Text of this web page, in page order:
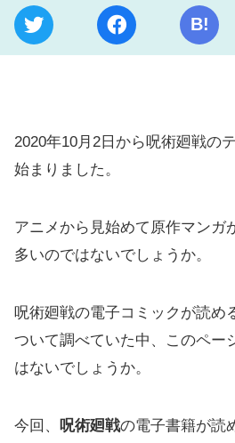
B!
2020年10月2日から呪術廻戦の
始まりました。
アニメから見始めて原作マンガ
多いのではないでしょうか。
呪術廻戦の電子コミックが読め
ついて調べていた中、このペー
はないでしょうか。
今回、 呪術廻戦の電子書籍が読